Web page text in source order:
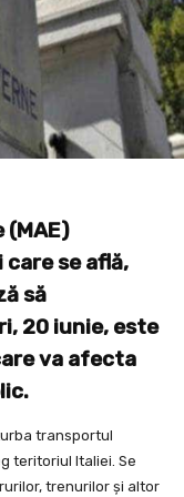
se află,
să
20 iunie, este
va afecta
transportul
teritoriul Italiei. Se
trenurilor și altor